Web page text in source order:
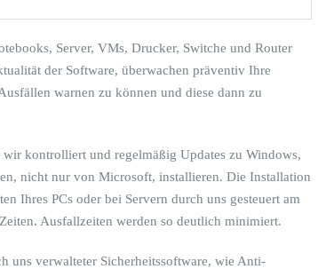
Server, VMs, Drucker, Switche und Router
der Software, überwachen präventiv Ihre
warnen zu können und diese dann zu
kontrolliert und regelmäßig Updates zu Windows,
nicht nur von Microsoft, installieren. Die Installation
Ihres PCs oder bei Servern durch uns gesteuert am
Ausfallzeiten werden so deutlich minimiert.
uns verwalteter Sicherheitssoftware, wie Anti-